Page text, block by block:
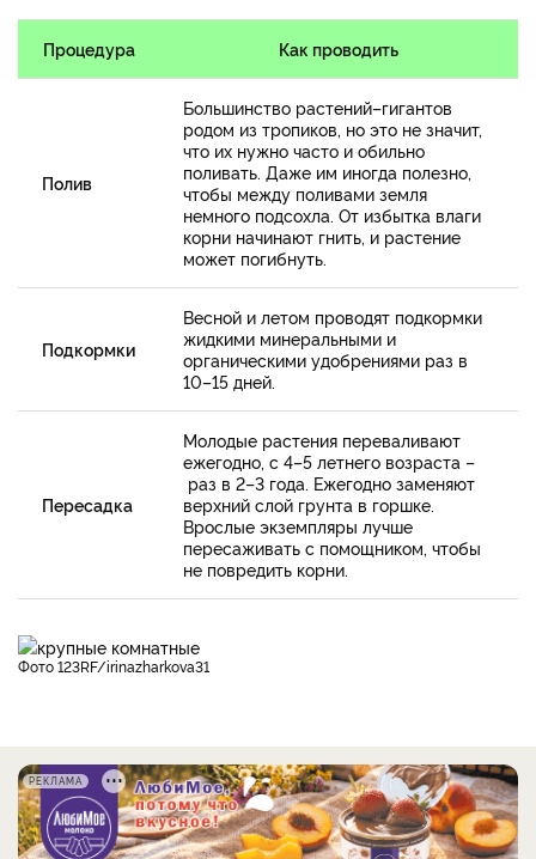
Процедура Как проводить
Полив
Большинство растений–гигантов
родом из тропиков, но это не значит,
что их нужно часто и обильно
поливать. Даже им иногда полезно,
чтобы между поливами земля
немного подсохла. От избытка влаги
корни начинают гнить, и растение
может погибнуть.
Подкормки
Весной и летом проводят подкормки
жидкими минеральными и
органическими удобрениями раз в
10–15 дней.
Пересадка
Молодые растения переваливают
ежегодно, с 4–5 летнего возраста –
раз в 2–3 года. Ежегодно заменяют
верхний слой грунта в горшке.
Врослые экземпляры лучше
пересаживать с помощником, чтобы
не повредить корни.
фото 123RF/irinazharkova31
РЕКЛАМА